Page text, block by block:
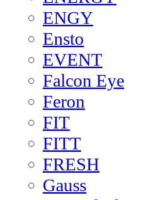
ENGY
Ensto
EVENT
Falcon Eye
Feron
FIT
FITT
FRESH
Gauss